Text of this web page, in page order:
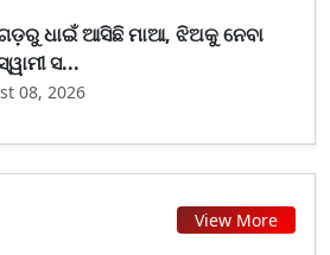
ଧାଇଁ ଆସିଛି ମାଆ, ଝିଅକୁ ନେବା
ସ...
08, 2026
View More